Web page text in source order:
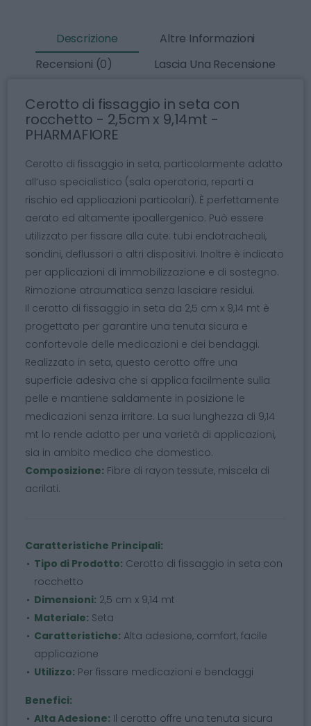
Descrizione
Altre Informazioni
Recensioni (0)
Lascia Una Recensione
Cerotto di fissaggio in seta con
rocchetto - 2,5cm x 9,14mt -
PHARMAFIORE
Cerotto di fissaggio in seta, particolarmente adatto
all’uso specialistico (sala operatoria, reparti a
rischio ed applicazioni particolari). È perfettamente
aerato ed altamente ipoallergenico. Può essere
utilizzato per fissare alla cute: tubi endotracheali,
sondini, deflussori o altri dispositivi. Inoltre è indicato
per applicazioni di immobilizzazione e di sostegno.
Rimozione atraumatica senza lasciare residui.
Il cerotto di fissaggio in seta da 2,5 cm x 9,14 mt è
progettato per garantire una tenuta sicura e
confortevole delle medicazioni e dei bendaggi.
Realizzato in seta, questo cerotto offre una
superficie adesiva che si applica facilmente sulla
pelle e mantiene saldamente in posizione le
medicazioni senza irritare. La sua lunghezza di 9,14
mt lo rende adatto per una varietà di applicazioni,
sia in ambito medico che domestico.
Composizione: Fibre di rayon tessute, miscela di
acrilati.
Caratteristiche Principali:
Tipo di Prodotto: Cerotto di fissaggio in seta con
rocchetto
Dimensioni: 2,5 cm x 9,14 mt
Materiale: Seta
Caratteristiche: Alta adesione, comfort, facile
applicazione
Utilizzo: Per fissare medicazioni e bendaggi
Benefici:
Alta Adesione: Il cerotto offre una tenuta sicura